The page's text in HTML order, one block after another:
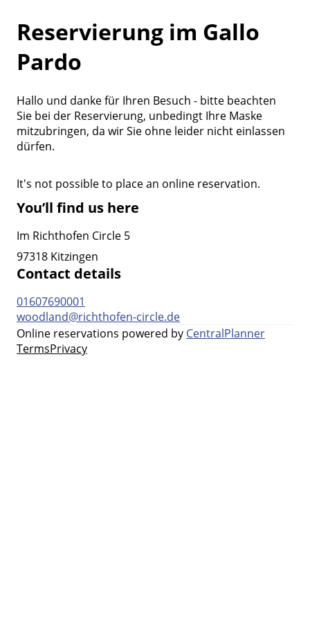
Reservierung im Gallo
Pardo
Hallo und danke für Ihren Besuch - bitte beachten
Sie bei der Reservierung, unbedingt Ihre Maske
mitzubringen, da wir Sie ohne leider nicht einlassen
dürfen.
It's not possible to place an online reservation.
You’ll find us here
Im Richthofen Circle 5
97318 Kitzingen
Contact details
01607690001
woodland@richthofen-circle.de
Online reservations powered by CentralPlanner
TermsPrivacy